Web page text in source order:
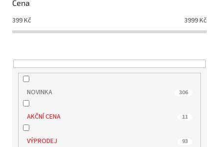
Cena
399Kč 3999Kč
NOVINKA 306
AKČNÍ CENA 11
VÝPRODEJ 93